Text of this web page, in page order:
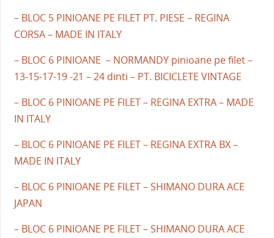
– BLOC 5 PINIOANE PE FILET PT. PIESE – REGINA
CORSA – MADE IN ITALY
– BLOC 6 PINIOANE – NORMANDY pinioane pe filet –
13-15-17-19 -21 – 24 dinti – PT. BICICLETE VINTAGE
– BLOC 6 PINIOANE PE FILET – REGINA EXTRA – MADE
IN ITALY
– BLOC 6 PINIOANE PE FILET – REGINA EXTRA BX –
MADE IN ITALY
– BLOC 6 PINIOANE PE FILET – SHIMANO DURA ACE
JAPAN
– BLOC 6 PINIOANE PE FILET – SHIMANO DURA ACE